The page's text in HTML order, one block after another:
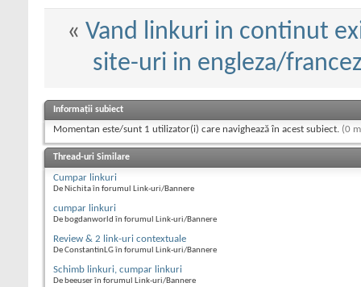
« Vand linkuri in continut
site-uri in engleza/
Informații subiect
Momentan este/sunt 1 utilizator(i) care navighează în acest subiect. (0
Thread-uri Similare
Cumpar linkuri
De Nichita în forumul Link-uri/Bannere
cumpar linkuri
De bogdanworld în forumul Link-uri/Bannere
Review & 2 link-uri contextuale
De ConstantinLG în forumul Link-uri/Bannere
Schimb linkuri, cumpar linkuri
De beeuser în forumul Link-uri/Bannere